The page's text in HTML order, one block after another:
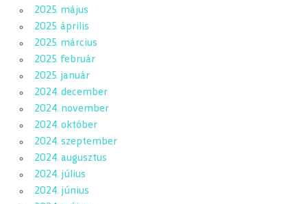
2025. május
2025. április
2025. március
2025. február
2025. január
2024. december
2024. november
2024. október
2024. szeptember
2024. augusztus
2024. július
2024. június